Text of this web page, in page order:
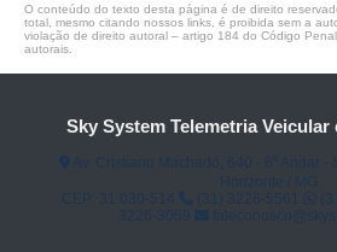
O conteúdo do texto desta página é de direito
total, mesmo citando nossos links, é proibida sem a
violação de direito autoral – artigo 184 do Código
autorais
Sky System Telemetria Veicular